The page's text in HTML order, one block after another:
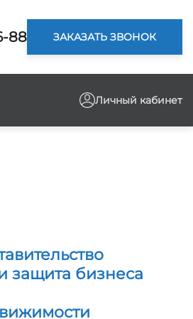
88 ЗАКАЗАТЬ ЗВОНОК
Личный кабинет
защита бизнеса